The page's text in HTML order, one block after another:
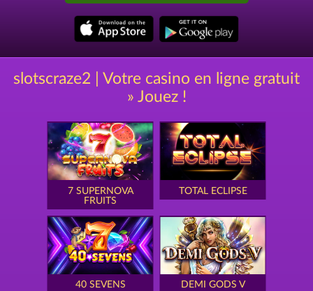
slotscraze2 | Votre casino en ligne gratuit
» Jouez !
7 SUPERNOVA
FRUITS
TOTAL ECLIPSE
40 SEVENS DEMI GODS V